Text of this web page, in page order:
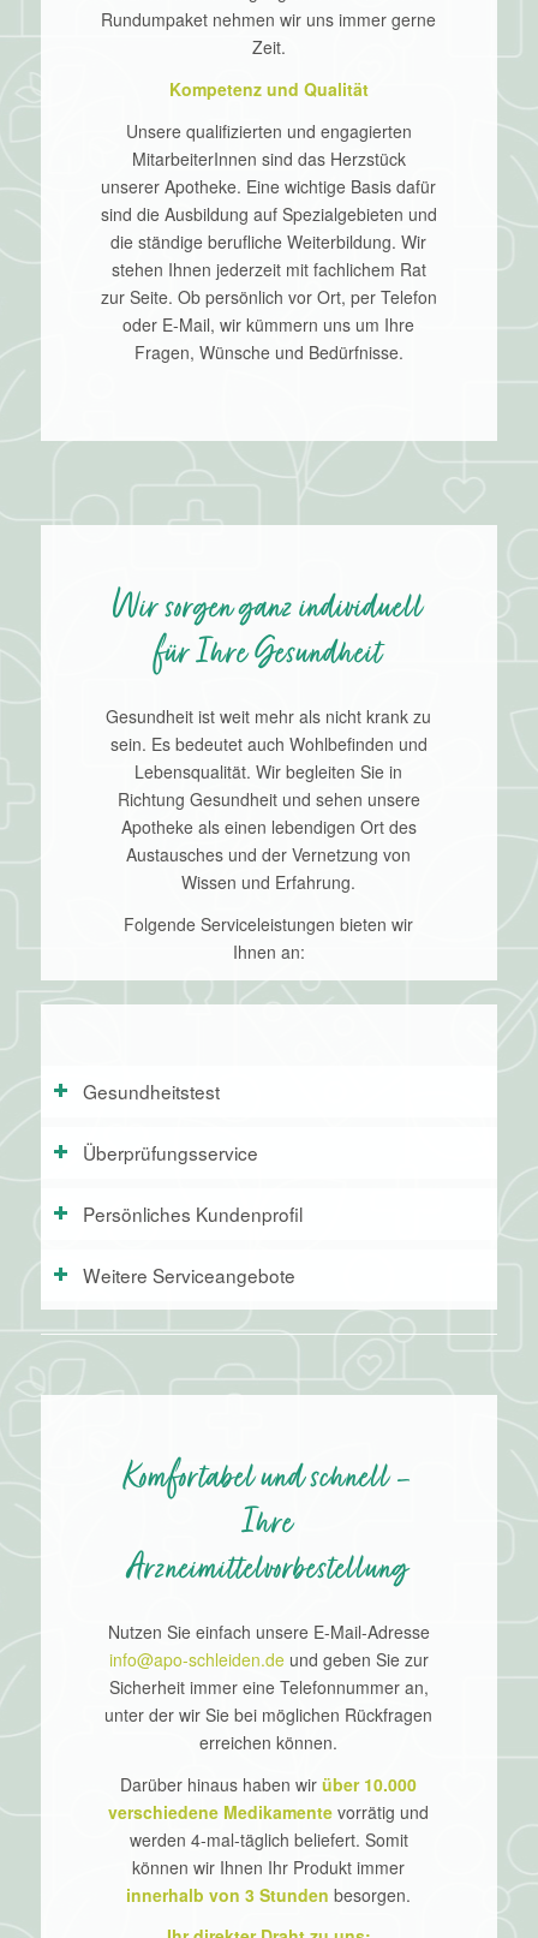
Rundumpaket nehmen wir uns immer gerne
Zeit.
Kompetenz und Qualität
Unsere qualifizierten und engagierten
MitarbeiterInnen sind das Herzstück
unserer Apotheke. Eine wichtige Basis dafür
sind die Ausbildung auf Spezialgebieten und
die ständige berufliche Weiterbildung. Wir
stehen Ihnen jederzeit mit fachlichem Rat
zur Seite. Ob persönlich vor Ort, per Telefon
oder E-Mail, wir kümmern uns um Ihre
Fragen, Wünsche und Bedürfnisse.
Wir sorgen ganz individuell
für Ihre Gesundheit
Gesundheit ist weit mehr als nicht krank zu
sein. Es bedeutet auch Wohlbefinden und
Lebensqualität. Wir begleiten Sie in
Richtung Gesundheit und sehen unsere
Apotheke als einen lebendigen Ort des
Austausches und der Vernetzung von
Wissen und Erfahrung.
Folgende Serviceleistungen bieten wir
Ihnen an:
Gesundheitstest
Überprüfungsservice
Persönliches Kundenprofil
Weitere Serviceangebote
Komfortabel und schnell –
Ihre
Arzneimittelvorbestellung
Nutzen Sie einfach unsere E-Mail-Adresse
info@apo-schleiden.deund geben Sie zur
Sicherheit immer eine Telefonnummer an,
unter der wir Sie bei möglichen Rückfragen
erreichen können.
Darüber hinaus haben wirüber 10.000
verschiedene Medikamente vorrätig und
werden 4-mal-täglich beliefert. Somit
können wir Ihnen Ihr Produkt immer
innerhalb von 3 Stunden besorgen.